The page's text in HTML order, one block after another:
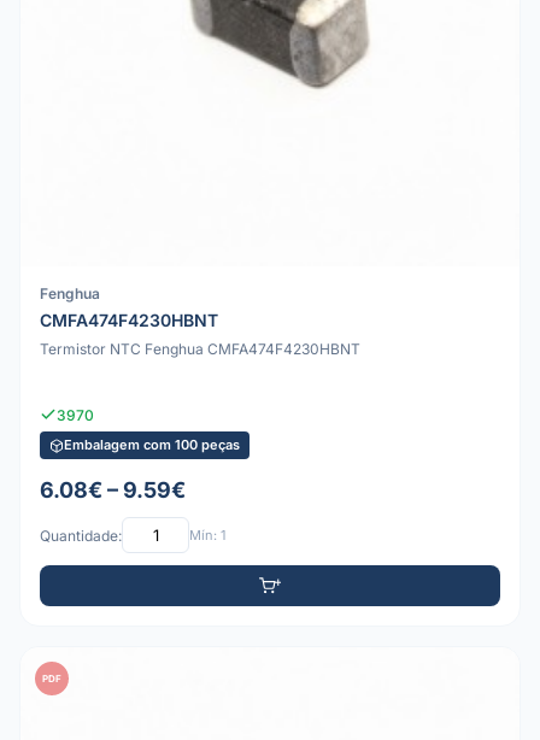
Fenghua
CMFA474F4230HBNT
Termistor NTC Fenghua CMFA474F4230HBNT
3970
Embalagem com 100 peças
6.08€ – 9.59€
Quantidade: Mín: 1
PDF